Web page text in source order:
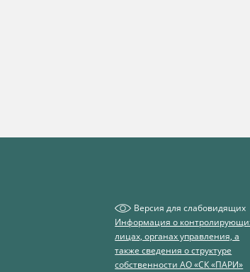
Версия для слабовидящих
Информация о
лицах, органах управления, а
также сведения о структуре
собственности АО «СК «ПАРИ»